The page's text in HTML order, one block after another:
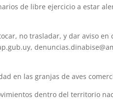
de libre ejercicio a estar
no trasladar, y dar aviso
en las granjas de aves
dentro del territorio